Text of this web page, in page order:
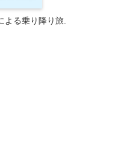
よる乗り降り旅.